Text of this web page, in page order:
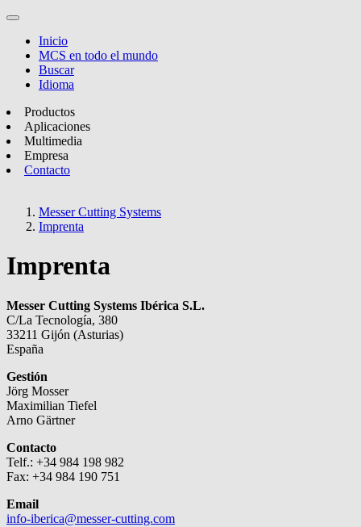
Inicio
MCS en todo el mundo
Buscar
Idioma
Productos
Aplicaciones
Multimedia
Empresa
Contacto
Messer Cutting Systems
Imprenta
Imprenta
Messer Cutting Systems Ibérica S.L.
C/La Tecnología, 380
33211 Gijón (Asturias)
España
Gestión
Jörg Mosser
Maximilian Tiefel
Arno Gärtner
Contacto
Telf.: +34 984 198 982
Fax: +34 984 190 751
Email
info-iberica@messer-cutting.com